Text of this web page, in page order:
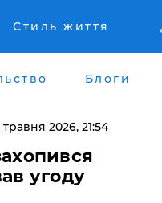
Стиль життя
Блоги
травня 2026, 21:54
угоду